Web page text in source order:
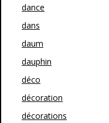
dance
dans
daum
dauphin
déco
décoration
décorations